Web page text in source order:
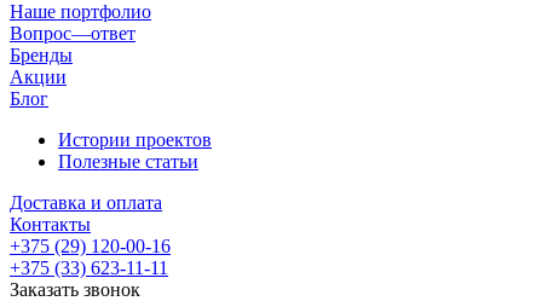
Наше портфолио
Вопрос—ответ
Бренды
Акции
Блог
Истории проектов
Полезные статьи
Доставка и оплата
Контакты
+375 (29) 120-00-16
+375 (33) 623-11-11
Заказать звонок